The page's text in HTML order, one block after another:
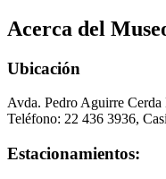
Acerca del
Ubicación
Avda. Pedro Aguirre
Teléfono: 22 436 3936,
Estacionamientos: